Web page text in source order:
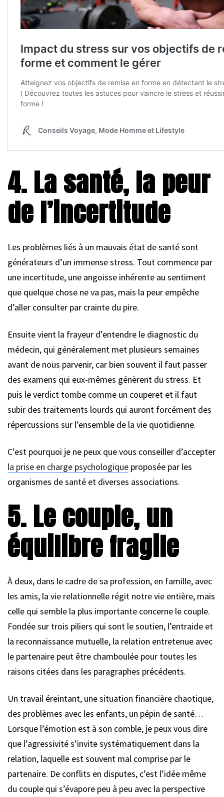
4. La santé, la peur
de l’incertitude
Les problèmes liés à un mauvais état de santé sont
générateurs d’un immense stress. Tout commence par
une incertitude, une angoisse inhérente au sentiment
que quelque chose ne va pas, mais la peur empêche
d’aller consulter par crainte du pire.
Ensuite vient la frayeur d’entendre le diagnostic du
médecin, qui généralement met plusieurs semaines
avant de nous parvenir, car bien souvent il faut passer
des examens qui eux-mêmes génèrent du stress. Et
puis le verdict tombe comme un couperet et il faut
subir des traitements lourds qui auront forcément des
répercussions sur l’ensemble de la vie quotidienne.
C’est pourquoi je ne peux que vous conseiller d’accepter
la prise en charge psychologique proposée par les
organismes de santé et diverses associations.
5. Le couple, un
équilibre fragile
À deux, dans le cadre de sa profession, en famille, avec
les amis, la vie relationnelle régit notre vie entière, mais
celle qui semble la plus importante concerne le couple.
Fondée sur trois piliers qui sont le soutien, l’entraide et
la reconnaissance mutuelle, la relation entretenue avec
le partenaire peut être chamboulée pour toutes les
raisons citées dans les paragraphes précédents.
Un travail éreintant, une situation financière chaotique,
des problèmes avec les enfants, un pépin de santé…
Lorsque l’émotion est à son comble, je peux vous dire
que l’agressivité s’invite systématiquement dans la
relation, laquelle est souvent mal comprise par le
partenaire. De conflits en disputes, c’est l’idée même
du couple qui s’évapore peu à peu avec la perspective